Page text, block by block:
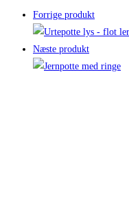
Forrige produkt
Næste produkt